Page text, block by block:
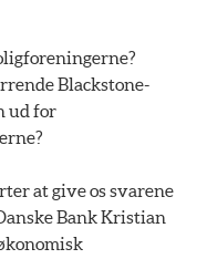
Blackstone-
ud for
at give os svarene
Bank Kristian